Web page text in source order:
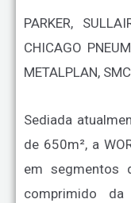
PARKER,
CHICAGO
METALPLAN,
Sediada
de 650m², a
em segmentos
comprimido